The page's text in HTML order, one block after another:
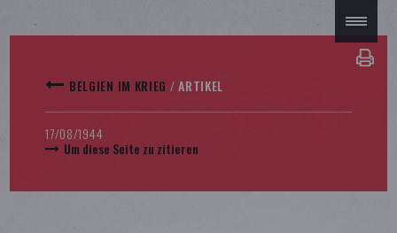
BELGIEN IM KRIEG /ARTIKEL
17/08/1944
Um diese Seite zu zitieren